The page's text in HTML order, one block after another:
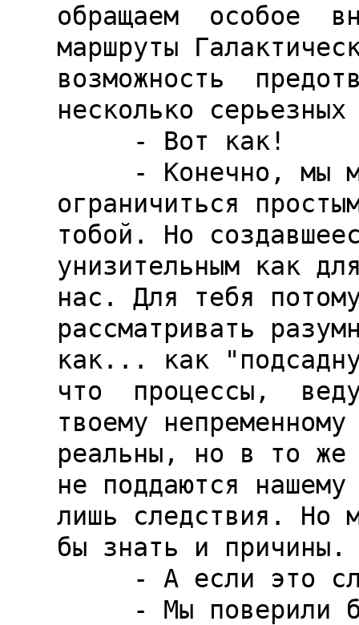
обращаем  особое
маршруты
возможность
несколько
ограничиться
тобой. Но
унизительным как
нас. Для тебя
рассматривать
как... как
что  процессы,
твоему
реальны, но в то же
не поддаются
лишь следствия. Но
бы знать и причины.